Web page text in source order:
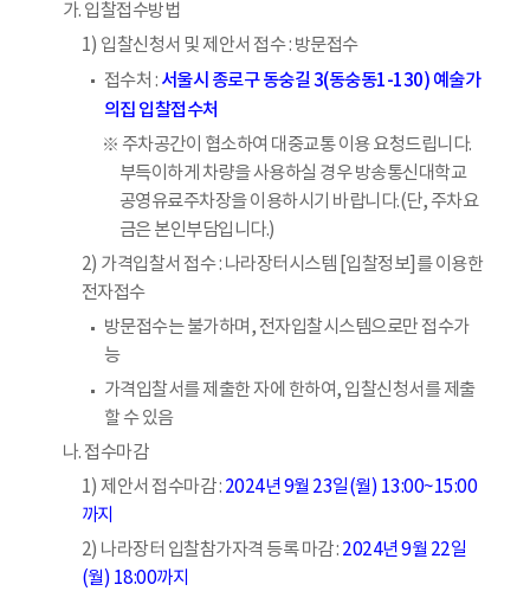
가. 입찰접수방법
1) 입찰신청서 및 제안서 접수 : 방문접수
접수처 : 서울시 종로구 동숭길 3(동숭동1-130) 예술가
의집 입찰접수처
※ 주차공간이 협소하여 대중교통 이용 요청드립니다.
부득이하게 차량을 사용하실 경우 방송통신대학교
공영유료주차장을 이용하시기 바랍니다.(단, 주차요
금은 본인부담입니다.)
2) 가격입찰서 접수 : 나라장터시스템 [입찰정보]를 이용한
전자접수
방문접수는 불가하며, 전자입찰시스템으로만 접수가
능
가격입찰서를 제출한 자에 한하여, 입찰신청서를 제출
할 수 있음
나. 접수마감
1) 제안서 접수마감 : 2024년 9월 23일(월) 13:00~15:00
까지
2) 나라장터 입찰참가자격 등록 마감 : 2024년 9월 22일
(월) 18:00까지